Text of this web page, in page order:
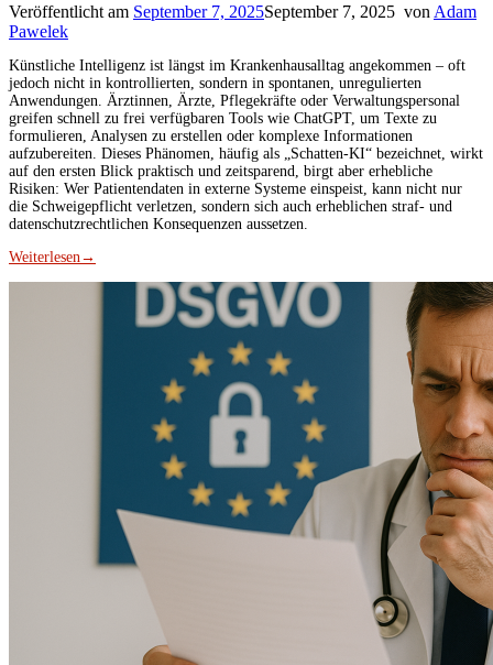
Veröffentlicht am September 7, 2025September 7, 2025 von Adam
Pawelek
Künstliche Intelligenz ist längst im Krankenhausalltag angekommen – oft
jedoch nicht in kontrollierten, sondern in spontanen, unregulierten
Anwendungen. Ärztinnen, Ärzte, Pflegekräfte oder Verwaltungspersonal
greifen schnell zu frei verfügbaren Tools wie ChatGPT, um Texte zu
formulieren, Analysen zu erstellen oder komplexe Informationen
aufzubereiten. Dieses Phänomen, häufig als „Schatten-KI“ bezeichnet, wirkt
auf den ersten Blick praktisch und zeitsparend, birgt aber erhebliche
Risiken: Wer Patientendaten in externe Systeme einspeist, kann nicht nur
die Schweigepflicht verletzen, sondern sich auch erheblichen straf- und
datenschutzrechtlichen Konsequenzen aussetzen.
Weiterlesen →